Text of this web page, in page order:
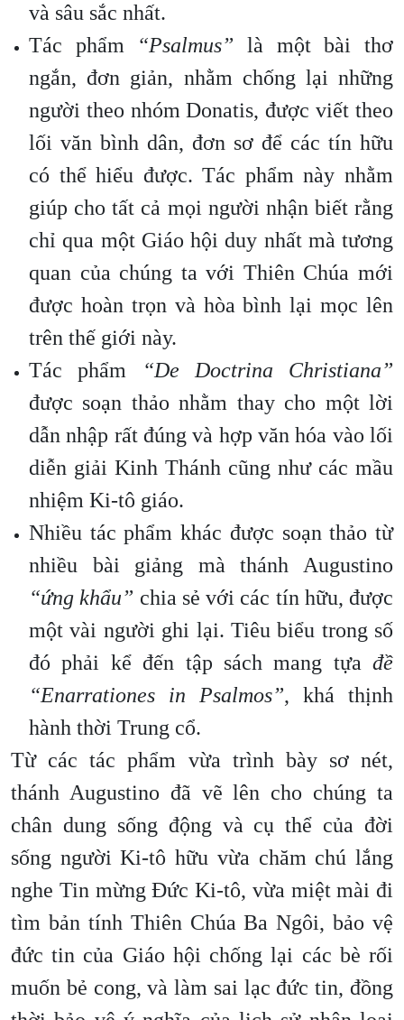
và sâu sắc nhất.
Tác phẩm
“Psalmus” là một bài thơ
ngắn, đơn giản, nhằm chống lại những
người theo nhóm Donatis, được viết theo
lối văn bình dân, đơn sơ để các tín hữu
có thể hiểu được. Tác phẩm này nhằm
giúp cho tất cả mọi người nhận biết rằng
chỉ qua một Giáo hội duy nhất mà tương
quan của chúng ta với Thiên Chúa mới
được hoàn trọn và hòa bình lại mọc lên
trên thế giới này.
Tác phẩm
“De Doctrina Christiana”
được soạn thảo nhằm thay cho một lời
dẫn nhập rất đúng và hợp văn hóa vào lối
diễn giải Kinh Thánh cũng như các mầu
nhiệm Ki-tô giáo.
Nhiều tác phẩm khác được soạn thảo từ
nhiều bài giảng mà thánh Augustino
“ứng khẩu” chia sẻ với các tín hữu, được
một vài người ghi lại. Tiêu biểu trong số
đó phải kể đến tập sách mang tựa đề
“Enarrationes in Psalmos”, khá thịnh
hành thời Trung cổ.
Từ các tác phẩm vừa trình bày sơ nét,
thánh Augustino đã vẽ lên cho chúng ta
chân dung sống động và cụ thể của đời
sống người Ki-tô hữu vừa chăm chú lắng
nghe Tin mừng Đức Ki-tô, vừa miệt mài đi
tìm bản tính Thiên Chúa Ba Ngôi, bảo vệ
đức tin của Giáo hội chống lại các bè rối
muốn bẻ cong, và làm sai lạc đức tin, đồng